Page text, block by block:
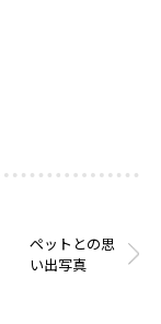
ペットとの思
い出写真